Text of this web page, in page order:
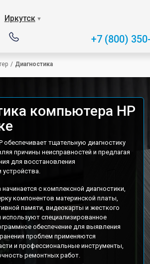
Иркутск ▼
+7 (800)
/ Диагностика
компьютера HP
обеспечивает тщательную диагностику
причины неисправностей и предлагая
для восстановления
устройства.
с комплексной диагностики,
компонентов материнской платы,
памяти, видеокарты и жесткого
используют специализированное
обеспечение для выявления
проблем применяются
и профессиональные инструменты,
ремонтных работ.